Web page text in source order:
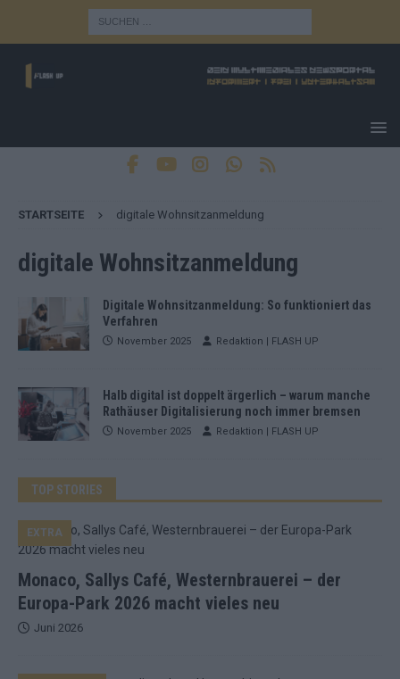
STARTSEITE digitale Wohnsitzanmeldung
digitale Wohnsitzanmeldung
Digitale Wohnsitzanmeldung: So funktioniert das
Verfahren
November 2025 Redaktion | FLASH UP
Halb digital ist doppelt ärgerlich – warum manche
Rathäuser Digitalisierung noch immer bremsen
November 2025 Redaktion | FLASH UP
TOP STORIES
Monaco, Sallys Café, Westernbrauerei – der
Europa-Park 2026 macht vieles neu
EXTRA
Juni 2026